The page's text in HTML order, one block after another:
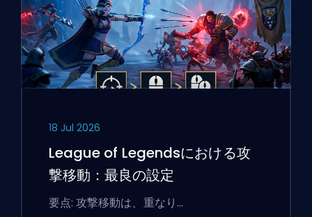
18 Jul 2026
League of Legendsにおける攻
撃移動：最良の設定
要点: 攻撃移動は、重なり…